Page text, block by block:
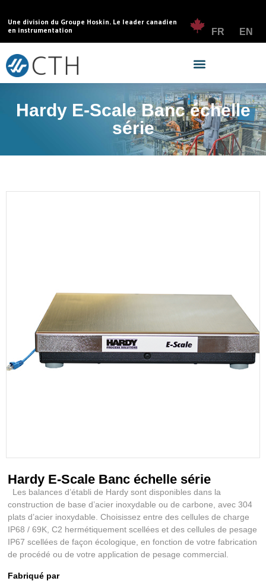
Une division du Groupe Hoskin. Le leader canadien
en instrumentation
FR EN
Hardy E-Scale Banc échelle
série
Hardy E-Scale Banc échelle série
Les balances d’établi de Hardy sont disponibles dans la
construction de base d’acier inoxydable ou de carbone, avec 304
plats d’acier inoxydable. Choisissez entre des cellules de charge
IP68 / 69K, C2 hermétiquement scellées et des cellules de pesage
IP67 scellées de façon écologique, en fonction de votre fabrication
de procédé ou de votre application de pesage commercial.
Fabriqué par